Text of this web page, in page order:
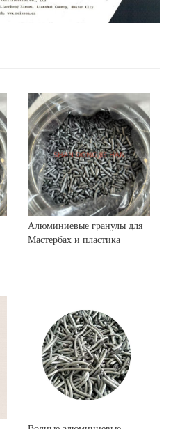
Алюминиевые гранулы для
Мастербах и пластика